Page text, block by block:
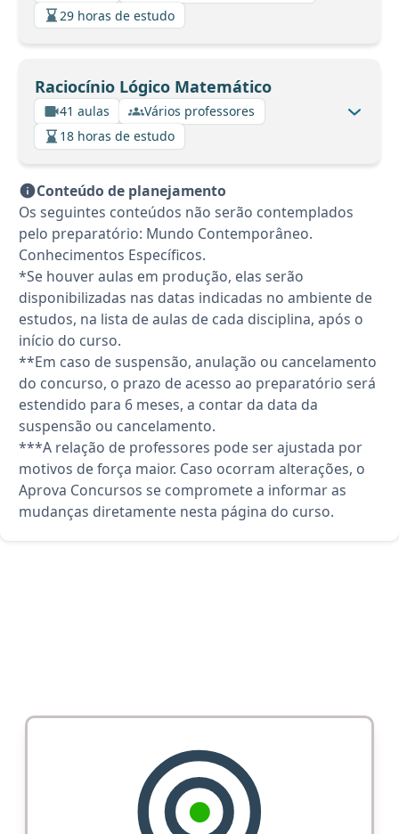
29 horas de estudo
Raciocínio Lógico Matemático
41 aulas
Vários professores
18 horas de estudo
Conteúdo de planejamento
Os seguintes conteúdos não serão contemplados
pelo preparatório: Mundo Contemporâneo.
Conhecimentos Específicos.
*Se houver aulas em produção, elas serão
disponibilizadas nas datas indicadas no ambiente de
estudos, na lista de aulas de cada disciplina, após o
início do curso.
**Em caso de suspensão, anulação ou cancelamento
do concurso, o prazo de acesso ao preparatório será
estendido para 6 meses, a contar da data da
suspensão ou cancelamento.
***A relação de professores pode ser ajustada por
motivos de força maior. Caso ocorram alterações, o
Aprova Concursos se compromete a informar as
mudanças diretamente nesta página do curso.